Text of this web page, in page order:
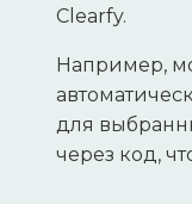
Clearfy.
Например,
для
через код,